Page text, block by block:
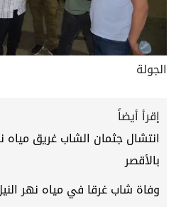
الجولة
إقرأ أيضاً
انتشال جثمان الشاب غريق مياه
بالأقصر
وفاة شاب غرقا في مياه نهر